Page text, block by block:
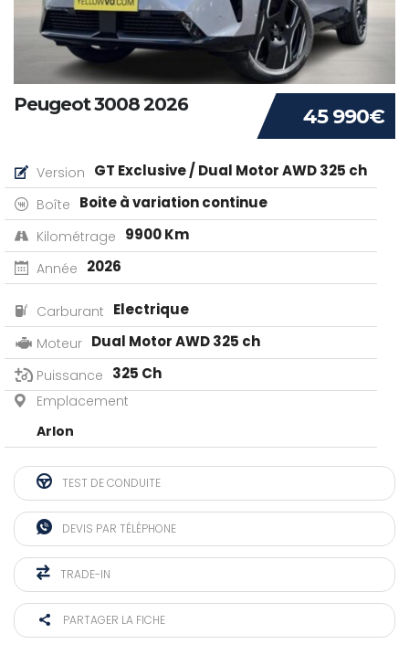
45 990€
Peugeot 3008 2026
Version GT Exclusive / Dual Motor AWD 325 ch
Boîte Boite à variation continue
Kilométrage 9900 Km
Année 2026
Carburant Electrique
Moteur Dual Motor AWD 325 ch
Puissance 325 Ch
Emplacement
Arlon
TEST DE CONDUITE
DEVIS PAR TÉLÉPHONE
TRADE-IN
PARTAGER LA FICHE